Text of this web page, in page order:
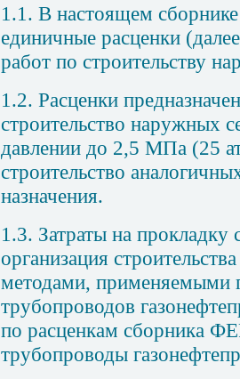
1.1. В настоящем
единичные расценки
работ по строительству
1.2. Расценки
строительство наружных
давлении до 2,5 МПа (25
строительство
назначения.
1.3. Затраты на
организация
методами, применяемыми
трубопроводов
по расценкам сборника
трубопроводы